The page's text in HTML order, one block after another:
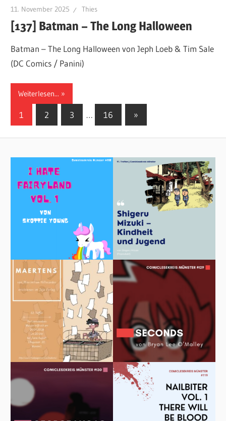
11. November 2025 Thies
[137] Batman – The Long Halloween
Batman – The Long Halloween von Jeph Loeb & Tim Sale
(DC Comics / Panini)
Weiterlesen...
Seitennummerierung
1 2 3 … 16
Nächste
Beiträge
»